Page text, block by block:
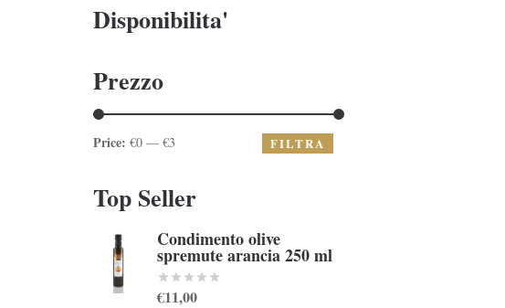
Disponibilita'
Prezzo
Price: €0 — €3 FILTRA
Top Seller
Condimento olive
spremute arancia 250 ml
€11,00